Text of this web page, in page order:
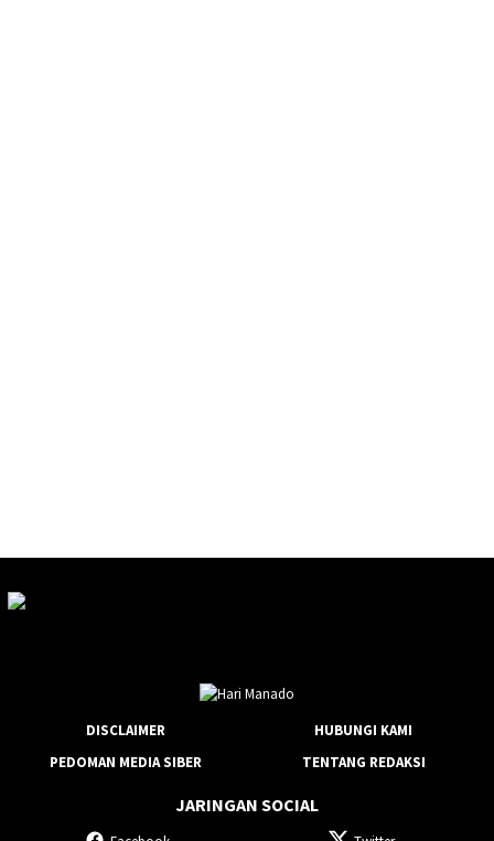
DISCLAIMER
HUBUNGI KAMI
PEDOMAN MEDIA SIBER
TENTANG REDAKSI
JARINGAN SOCIAL